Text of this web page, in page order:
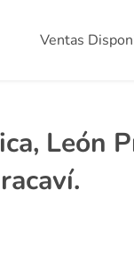
Ventas
León